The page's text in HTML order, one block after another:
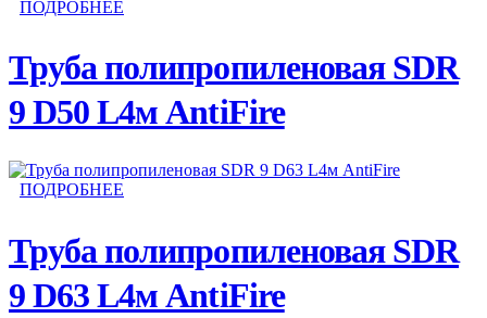
ПОДРОБНЕЕ
Труба полипропиленовая SDR
9 D50 L4м AntiFire
ПОДРОБНЕЕ
Труба полипропиленовая SDR
9 D63 L4м AntiFire